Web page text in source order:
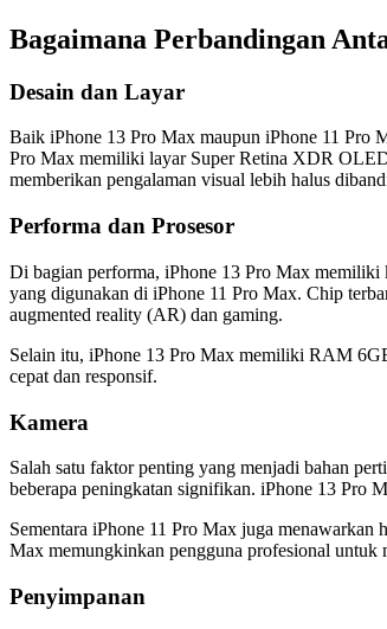
Bagaimana Perbandingan
Desain dan Layar
Baik iPhone 13 Pro Max maupun iPhone 11 Pro
Pro Max memiliki layar Super Retina XDR
memberikan pengalaman visual lebih halus
Performa dan Prosesor
Di bagian performa, iPhone 13 Pro Max
yang digunakan di iPhone 11 Pro Max. Chip
augmented reality (AR) dan gaming.
Selain itu, iPhone 13 Pro Max memiliki RAM
cepat dan responsif.
Kamera
Salah satu faktor penting yang menjadi bahan
beberapa peningkatan signifikan. iPhone 13 Pro
Sementara iPhone 11 Pro Max juga
Max memungkinkan pengguna profesional untuk
Penyimpanan